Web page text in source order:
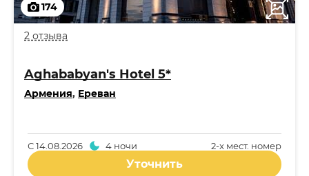
174
2 отзыва
Aghababyan's Hotel 5*
Армения, Ереван
2-x мест. номер
С14.08.2026 4 ночи
Уточнить